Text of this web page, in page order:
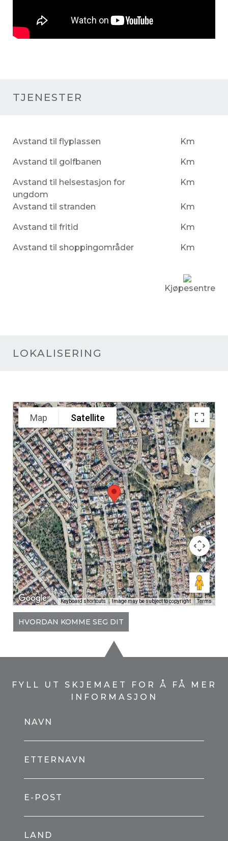
TJENESTER
Avstand til flyplassen Km
Avstand til golfbanen Km
Avstand til helsestasjon for
ungdom
Km
Avstand til stranden Km
Avstand til fritid Km
Avstand til shoppingområder Km
Kjøpesentre
LOKALISERING
Map Satellite
Keyboard shortcuts Image may be subject to copyright Terms
HVORDAN KOMME SEG DIT
FYLL UT SKJEMAET FOR Å FÅ MER
INFORMASJON
NAVN
ETTERNAVN
E-POST
LAND